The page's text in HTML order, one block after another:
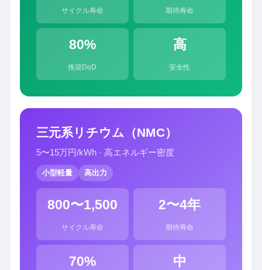
サイクル寿命 期待寿命
80%
推奨DoD
高
安全性
三元系リチウム（NMC）
5〜15万円/kWh · 高エネルギー密度
小型軽量 高出力
800〜1,500
サイクル寿命
2〜4年
期待寿命
70% 中